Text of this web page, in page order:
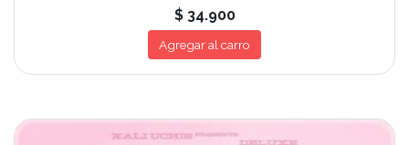
$ 34.900
Agregar al carro